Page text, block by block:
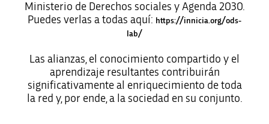
Ministerio de Derechos sociales y Agenda 2030.
Puedes verlas a todas aquí: https://innicia.org/ods-
lab/
Las alianzas, el conocimiento compartido y el
aprendizaje resultantes contribuirán
significativamente al enriquecimiento de toda
la red y, por ende, a la sociedad en su conjunto.